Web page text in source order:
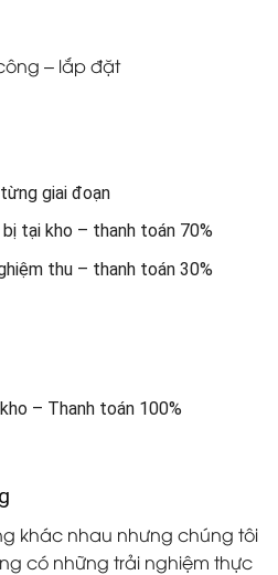
– lắp đặt
giai đoạn
tại kho – thanh toán 70%
thu – thanh toán 30%
– Thanh toán 100%
khác nhau nhưng chúng tôi
có những trải nghiệm thực